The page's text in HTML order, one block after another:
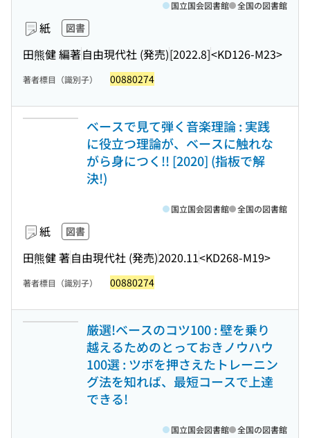
紙 図書
田熊健 編著自由現代社 (発売)[2022.8]<KD126-M23>
国立国会図書館 全国の図書館
著者標目（識別子） 00880274
ベースで見て弾く音楽理論 : 実践
に役立つ理論が、ベースに触れな
がら身につく!! [2020] (指板で解
決!)
紙 図書
田熊健 著自由現代社 (発売)2020.11<KD268-M19>
国立国会図書館 全国の図書館
著者標目（識別子） 00880274
厳選!ベースのコツ100 : 壁を乗り
越えるためのとっておきノウハウ
100選 : ツボを押さえたトレーニン
グ法を知れば、最短コースで上達
できる!
国立国会図書館 全国の図書館